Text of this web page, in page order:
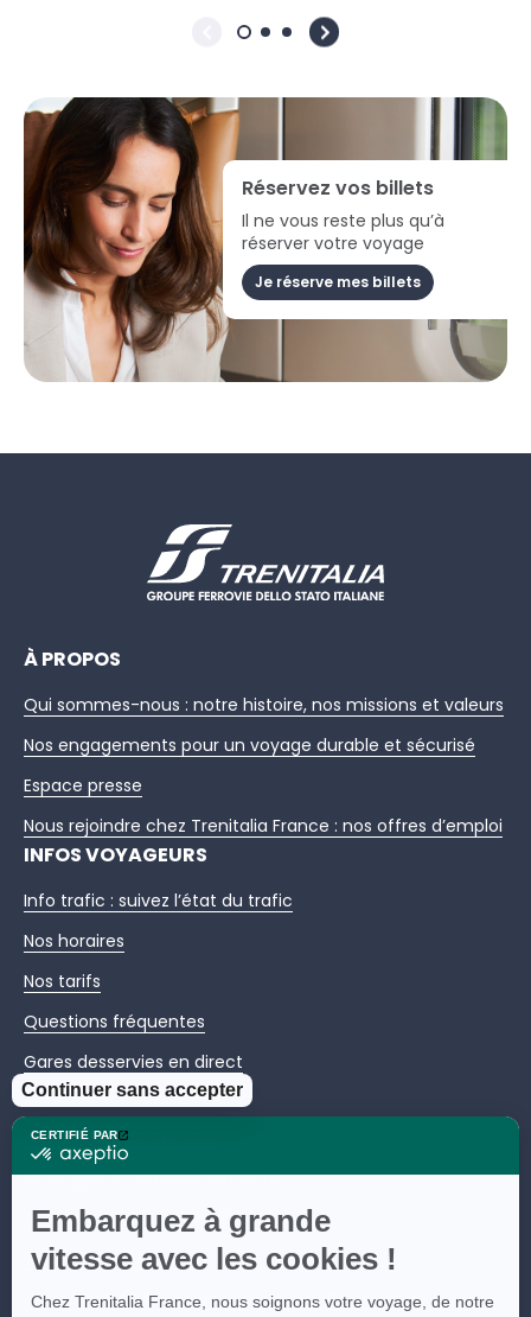
Réservez vos billets
Il ne vous reste plus qu’à
réserver votre voyage
Je réserve mes billets
À PROPOS
Qui sommes-nous : notre histoire, nos missions et valeurs
Nos engagements pour un voyage durable et sécurisé
Espace presse
Nous rejoindre chez Trenitalia France : nos offres d’emploi
INFOS VOYAGEURS
Info trafic : suivez l’état du trafic
Nos horaires
Nos tarifs
Questions fréquentes
Gares desservies en direct
NOTRE SERVICE CLIENT
Formulaires de contact
Échanges et remboursements
Assistance / Bagages / Retard
Questions fréquentes
Nous contacter – Service client Trenitalia France